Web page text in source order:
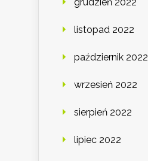
listopad 2022
październik 2022
wrzesień 2022
sierpień 2022
lipiec 2022